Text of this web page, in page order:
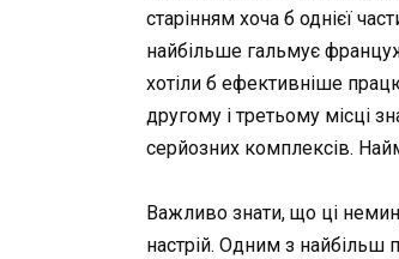
старінням хоча б однієї
найбільше гальмує
хотіли б ефективніше
другому і третьому місці
серйозних комплексів.
Важливо знати, що ці
настрій. Одним з найбільш